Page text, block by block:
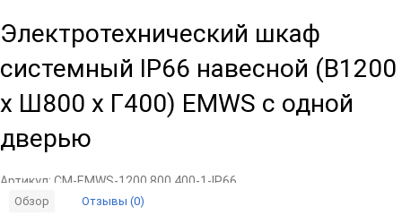
Электротехнический шкаф
системный IP66 навесной (В1200
x Ш800 x Г400) EMWS c одной
дверью
Артикул: CM-EMWS-1200.800.400-1-IP66
Обзор Отзывы (0)